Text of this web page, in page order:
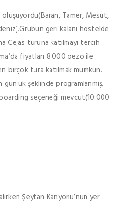
Tamer, Mesut,
geri kalanı hostelde
Cejas turuna katılmayı tercih
fiyatları 8.000 pezo ile
birçok tura katılmak mümkün.
şeklinde programlanmış.
seçeneği mevcut(10.000
Şeytan Kanyonu’nun yer